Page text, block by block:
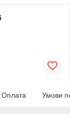
Оплата Умови